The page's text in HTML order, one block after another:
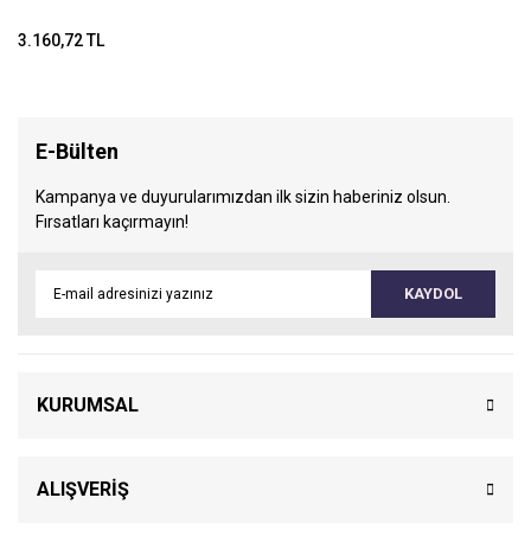
3.160,72 TL
E-Bülten
Kampanya ve duyurularımızdan ilk sizin haberiniz olsun.
Fırsatları kaçırmayın!
KAYDOL
KURUMSAL
ALIŞVERİŞ